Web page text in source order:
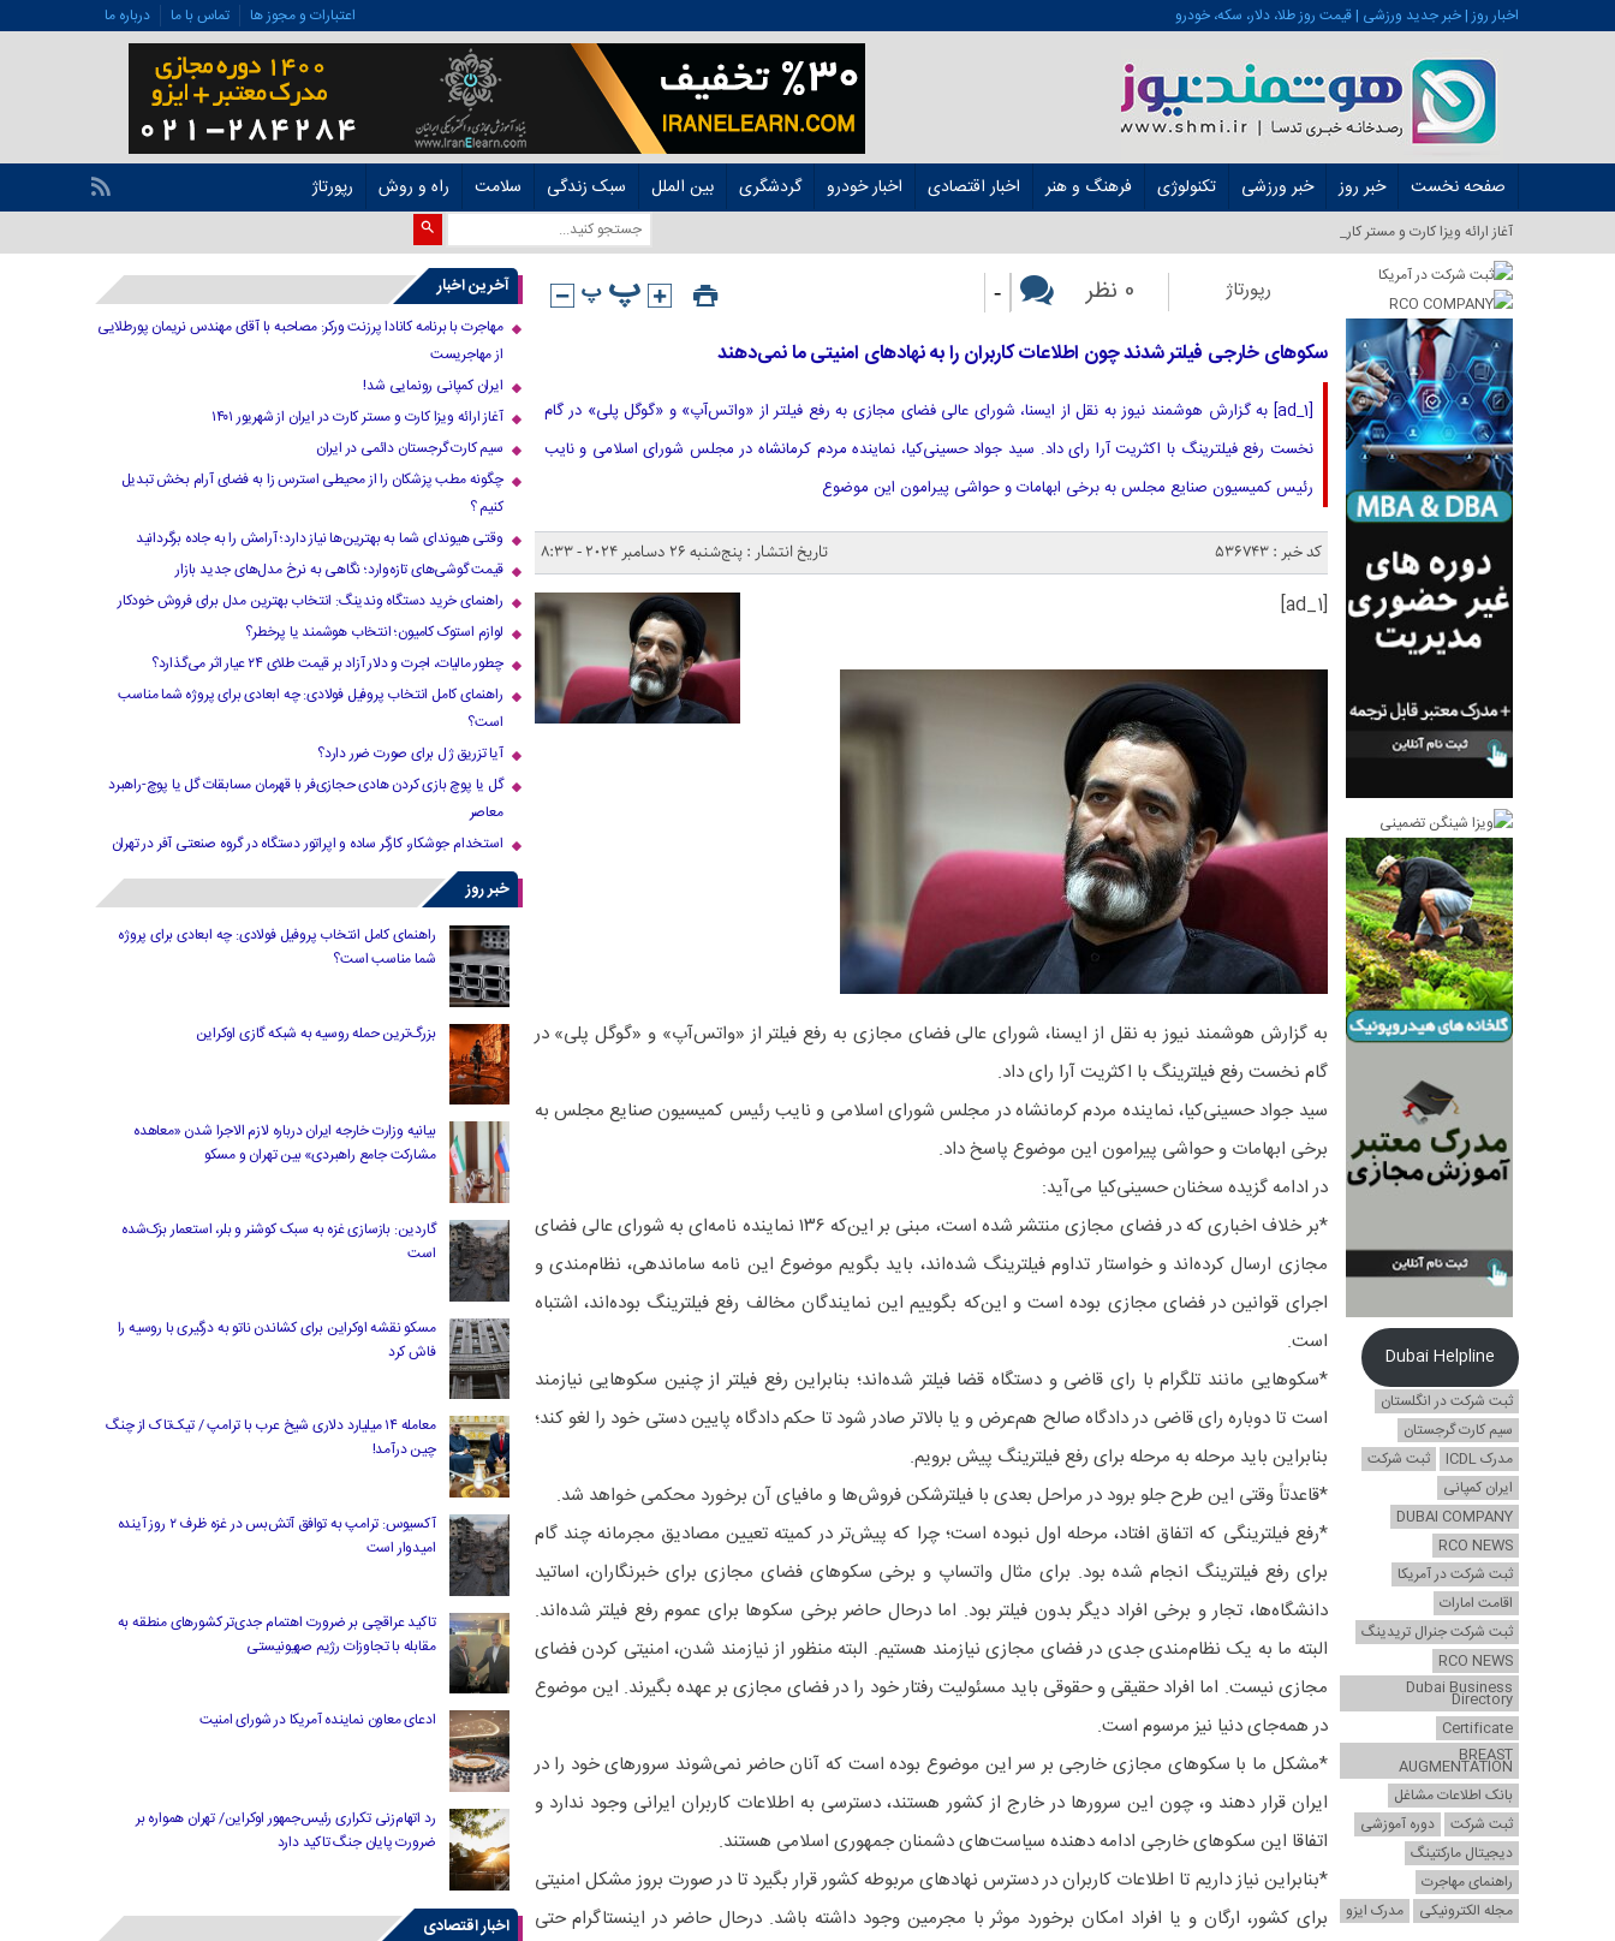
اخبار روز | خبر جدید ورزشی | قیمت روز طلا، دلار، سکه، خودرو اعتبارات و مجوز ها تماس با ما درباره ما
صفحه نخست خبر روز خبر ورزشی تکنولوژی فرهنگ و هنر اخبار اقتصادی اخبار خودرو گردشگری بین الملل سبک زندگی سلامت راه و روش رپورتاژ
آغاز ارائه ویزا کارت و مستر کارت در ایران از ش_
رپورتاژ 0 نظر -
سکو‌های خارجی فیلتر شدند چون اطلاعات کاربران را به نهاد‌های امنیتی ما نمی‌دهند
[ad_1] به گزارش هوشمند نیوز به نقل از ایسنا، شورای عالی فضای مجازی به رفع فیلتر از «واتس‌آپ» و «گوگل پلی» در گام
نخست رفع فیلترینگ با اکثریت آرا رای داد. سید جواد حسینی‌کیا، نماینده مردم کرمانشاه در مجلس شورای اسلامی و نایب
رئیس کمیسیون صنایع مجلس به برخی ابهامات و حواشی پیرامون این موضوع
کد خبر : 536743 تاریخ انتشار : پنج‌شنبه 26 دسامبر 2024 - 8:33
[ad_1]
به گزارش هوشمند نیوز به نقل از ایسنا، شورای عالی فضای مجازی به رفع فیلتر از «واتس‌آپ» و «گوگل پلی» در
گام نخست رفع فیلترینگ با اکثریت آرا رای داد.
سید جواد حسینی‌کیا، نماینده مردم کرمانشاه در مجلس شورای اسلامی و نایب رئیس کمیسیون صنایع مجلس به
برخی ابهامات و حواشی پیرامون این موضوع پاسخ داد.
در ادامه گزیده سخنان حسینی‌کیا می‌آید:
*بر خلاف اخباری که در فضای مجازی منتشر شده است، مبنی بر این‌که ۱۳۶ نماینده نامه‌ای به شورای عالی فضای
مجازی ارسال کرده‌اند و خواستار تداوم فیلترینگ شده‌اند، باید بگویم موضوع این نامه ساماندهی، نظام‌مندی و
اجرای قوانین در فضای مجازی بوده است و این‌که بگوییم این نمایندگان مخالف رفع فیلترینگ بوده‌اند، اشتباه
است.
*سکو‌هایی مانند تلگرام با رای قاضی و دستگاه قضا فیلتر شده‌اند؛ بنابراین رفع فیلتر از چنین سکو‌هایی نیازمند
است تا دوباره رای قاضی در دادگاه صالح هم‌عرض و یا بالاتر صادر شود تا حکم دادگاه پایین دستی خود را لغو کند؛
بنابراین باید مرحله به مرحله برای رفع فیلترینگ پیش برویم.
*قاعدتاً وقتی این طرح جلو برود در مراحل بعدی با فیلترشکن فروش‌ها و مافیای آن برخورد محکمی خواهد شد.
*رفع فیلترینگی که اتفاق افتاد، مرحله اول نبوده است؛ چرا که پیش‌تر در کمیته تعیین مصادیق مجرمانه چند گام
برای رفع فیلترینگ انجام شده بود. برای مثال واتساپ و برخی سکو‌های فضای مجازی برای خبرنگاران، اساتید
دانشگاه‌ها، تجار و برخی افراد دیگر بدون فیلتر بود. اما درحال حاضر برخی سکو‌ها برای عموم رفع فیلتر شده‌اند.
البته ما به یک نظام‌مندی جدی در فضای مجازی نیازمند هستیم. البته منظور از نیازمند شدن، امنیتی کردن فضای
مجازی نیست. اما افراد حقیقی و حقوقی باید مسئولیت رفتار خود را در فضای مجازی بر عهده بگیرند. این موضوع
در همه‌جای دنیا نیز مرسوم است.
*مشکل ما با سکو‌های مجازی خارجی بر سر این موضوع بوده است که آنان حاضر نمی‌شوند سرور‌های خود را در
ایران قرار دهند و، چون این سرور‌ها در خارج از کشور هستند، دسترسی به اطلاعات کاربران ایرانی وجود ندارد و
اتفاقا این سکو‌های خارجی ادامه دهنده سیاست‌های دشمنان جمهوری اسلامی هستند.
*بنابراین نیاز داریم تا اطلاعات کاربران در دسترس نهاد‌های مربوطه کشور قرار بگیرد تا در صورت بروز مشکل امنیتی
برای کشور، ارگان و یا افراد امکان برخورد موثر با مجرمین وجود داشته باشد. درحال حاضر در اینستاگرام حتی
Dubai Helpline
ثبت شرکت در انگلستان
سیم کارت گرجستان
مدرک ICDL
ثبت شرکت
ایران کمپانی
DUBAI COMPANY
RCO NEWS
ثبت شرکت در آمریکا
اقامت امارات
ثبت شرکت جنرال تریدینگ
RCO NEWS
Dubai Business
Directory
Certificate
BREAST
AUGMENTATION
بانک اطلاعات مشاغل
ثبت شرکت
دوره آموزشی
دیجیتال مارکتینگ
راهنمای مهاجرت
مجله الکترونیکی
مدرک ایزو
آخرین اخبار
مهاجرت با برنامه کانادا پرزنت ورکر: مصاحبه با آقای مهندس نریمان پورطلایی
از مهاجریست
ایران کمپانی رونمایی شد!
آغاز ارائه ویزا کارت و مستر کارت در ایران از شهریور ۱۴۰۱
سیم کارت گرجستان دائمی در ایران
چگونه مطب پزشکان را از محیطی استرس زا به فضای آرام بخش تبدیل
کنیم ؟
وقتی هیوندای شما به بهترین‌ها نیاز دارد؛ آرامش را به جاده برگردانید
قیمت گوشی‌های تازه‌وارد؛ نگاهی به نرخ مدل‌های جدید بازار
راهنمای خرید دستگاه وندینگ: انتخاب بهترین مدل برای فروش خودکار
لوازم استوک کامیون؛ انتخاب هوشمند یا پرخطر؟
چطور مالیات، اجرت و دلار آزاد بر قیمت طلای ۲۴ عیار اثر می‌گذارد؟
راهنمای کامل انتخاب پروفیل فولادی: چه ابعادی برای پروژه شما مناسب
است؟
آیا تزریق ژل برای صورت ضرر دارد​؟
گل یا پوچ بازی کردن هادی حجازی‌فر با قهرمان مسابقات گل یا پوچ-راهبرد
معاصر
استخدام جوشکار، کارگر ساده و اپراتور دستگاه در گروه صنعتی آفر در تهران
خبر روز
راهنمای کامل انتخاب پروفیل فولادی: چه ابعادی برای پروژه
شما مناسب است؟
بزرگ‌ترین حمله روسیه به شبکه گازی اوکراین
بیانیه وزارت خارجه ایران درباره لازم‌ الاجرا شدن «معاهده
مشارکت جامع راهبردی» بین تهران و مسکو
گاردین: بازسازی غزه به سبک کوشنر و بلر، استعمار بزک‌شده
است
مسکو نقشه اوکراین برای کشاندن ناتو به درگیری با روسیه را
فاش کرد
معامله ۱۴ میلیارد دلاری شیخ عرب با ترامپ / تیک‌تاک از چنگ
چین درآمد!
آکسیوس: ترامپ به توافق آتش‌بس در غزه ظرف ۲ روز آینده
امیدوار است
تاکید عراقچی بر ضرورت اهتمام جدی‌تر کشورهای منطقه به
مقابله با تجاوزات رژیم صهیونیستی
ادعای معاون نماینده آمریکا در شورای امنیت
رد اتهام‌زنی تکراری رئیس‌جمهور اوکراین/ تهران همواره بر
ضرورت پایان جنگ تاکید دارد
اخبار اقتصادی